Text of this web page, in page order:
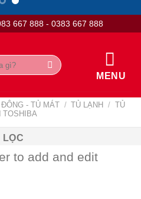
667 888 - 0383 667 888
MENU
- TỦ MÁT / TỦ LẠNH / TỦ
TOSHIBA
LỌC
to add and edit